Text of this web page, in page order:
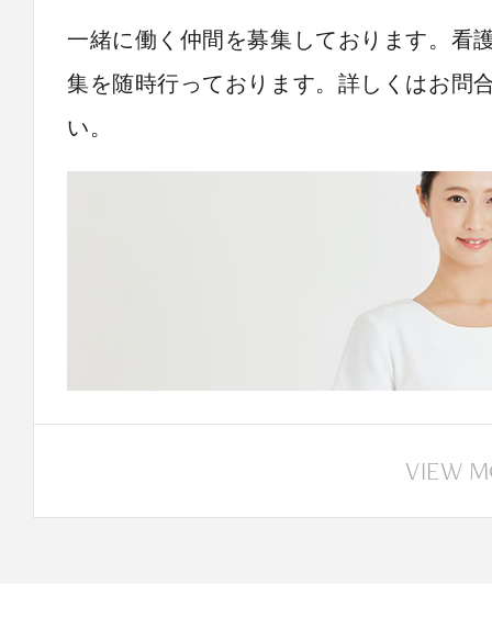
一緒に働く仲間を募集しております。看
集を随時行っております。詳しくはお問
い。
VIEW